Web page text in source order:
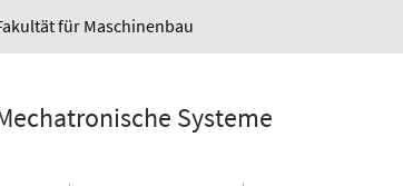
für Maschinenbau
Systeme